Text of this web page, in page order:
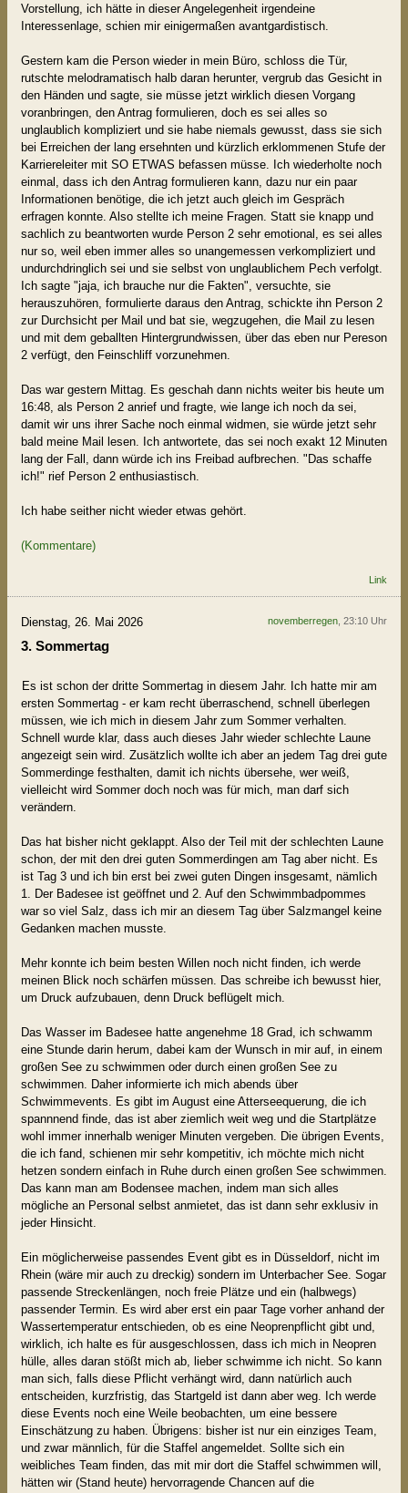
Vorstellung, ich hätte in dieser Angelegenheit irgendeine
Interessenlage, schien mir einigermaßen avantgardistisch.
Gestern kam die Person wieder in mein Büro, schloss die Tür,
rutschte melodramatisch halb daran herunter, vergrub das Gesicht in
den Händen und sagte, sie müsse jetzt wirklich diesen Vorgang
voranbringen, den Antrag formulieren, doch es sei alles so
unglaublich kompliziert und sie habe niemals gewusst, dass sie sich
bei Erreichen der lang ersehnten und kürzlich erklommenen Stufe der
Karriereleiter mit SO ETWAS befassen müsse. Ich wiederholte noch
einmal, dass ich den Antrag formulieren kann, dazu nur ein paar
Informationen benötige, die ich jetzt auch gleich im Gespräch
erfragen konnte. Also stellte ich meine Fragen. Statt sie knapp und
sachlich zu beantworten wurde Person 2 sehr emotional, es sei alles
nur so, weil eben immer alles so unangemessen verkompliziert und
undurchdringlich sei und sie selbst von unglaublichem Pech verfolgt.
Ich sagte "jaja, ich brauche nur die Fakten", versuchte, sie
herauszuhören, formulierte daraus den Antrag, schickte ihn Person 2
zur Durchsicht per Mail und bat sie, wegzugehen, die Mail zu lesen
und mit dem geballten Hintergrundwissen, über das eben nur Pereson
2 verfügt, den Feinschliff vorzunehmen.
Das war gestern Mittag. Es geschah dann nichts weiter bis heute um
16:48, als Person 2 anrief und fragte, wie lange ich noch da sei,
damit wir uns ihrer Sache noch einmal widmen, sie würde jetzt sehr
bald meine Mail lesen. Ich antwortete, das sei noch exakt 12 Minuten
lang der Fall, dann würde ich ins Freibad aufbrechen. "Das schaffe
ich!" rief Person 2 enthusiastisch.
Ich habe seither nicht wieder etwas gehört.
(Kommentare)
Link
Dienstag, 26. Mai 2026 novemberregen , 23:10 Uhr
3. Sommertag
Es ist schon der dritte Sommertag in diesem Jahr. Ich hatte mir am
ersten Sommertag - er kam recht überraschend, schnell überlegen
müssen, wie ich mich in diesem Jahr zum Sommer verhalten.
Schnell wurde klar, dass auch dieses Jahr wieder schlechte Laune
angezeigt sein wird. Zusätzlich wollte ich aber an jedem Tag drei gute
Sommerdinge festhalten, damit ich nichts übersehe, wer weiß,
vielleicht wird Sommer doch noch was für mich, man darf sich
verändern.
Das hat bisher nicht geklappt. Also der Teil mit der schlechten Laune
schon, der mit den drei guten Sommerdingen am Tag aber nicht. Es
ist Tag 3 und ich bin erst bei zwei guten Dingen insgesamt, nämlich
1. Der Badesee ist geöffnet und 2. Auf den Schwimmbadpommes
war so viel Salz, dass ich mir an diesem Tag über Salzmangel keine
Gedanken machen musste.
Mehr konnte ich beim besten Willen noch nicht finden, ich werde
meinen Blick noch schärfen müssen. Das schreibe ich bewusst hier,
um Druck aufzubauen, denn Druck beflügelt mich.
Das Wasser im Badesee hatte angenehme 18 Grad, ich schwamm
eine Stunde darin herum, dabei kam der Wunsch in mir auf, in einem
großen See zu schwimmen oder durch einen großen See zu
schwimmen. Daher informierte ich mich abends über
Schwimmevents. Es gibt im August eine Atterseequerung, die ich
spannnend finde, das ist aber ziemlich weit weg und die Startplätze
wohl immer innerhalb weniger Minuten vergeben. Die übrigen Events,
die ich fand, schienen mir sehr kompetitiv, ich möchte mich nicht
hetzen sondern einfach in Ruhe durch einen großen See schwimmen.
Das kann man am Bodensee machen, indem man sich alles
mögliche an Personal selbst anmietet, das ist dann sehr exklusiv in
jeder Hinsicht.
Ein möglicherweise passendes Event gibt es in Düsseldorf, nicht im
Rhein (wäre mir auch zu dreckig) sondern im Unterbacher See. Sogar
passende Streckenlängen, noch freie Plätze und ein (halbwegs)
passender Termin. Es wird aber erst ein paar Tage vorher anhand der
Wassertemperatur entschieden, ob es eine Neoprenpflicht gibt und,
wirklich, ich halte es für ausgeschlossen, dass ich mich in Neopren
hülle, alles daran stößt mich ab, lieber schwimme ich nicht. So kann
man sich, falls diese Pflicht verhängt wird, dann natürlich auch
entscheiden, kurzfristig, das Startgeld ist dann aber weg. Ich werde
diese Events noch eine Weile beobachten, um eine bessere
Einschätzung zu haben. Übrigens: bisher ist nur ein einziges Team,
und zwar männlich, für die Staffel angemeldet. Sollte sich ein
weibliches Team finden, das mit mir dort die Staffel schwimmen will,
hätten wir (Stand heute) hervorragende Chancen auf die